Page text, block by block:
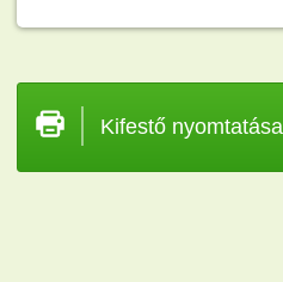
Kifestő nyomtatása